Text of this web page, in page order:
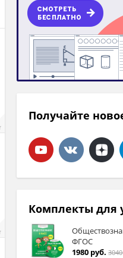
Получайте
Комплекты для
ФГОС
1980 руб.